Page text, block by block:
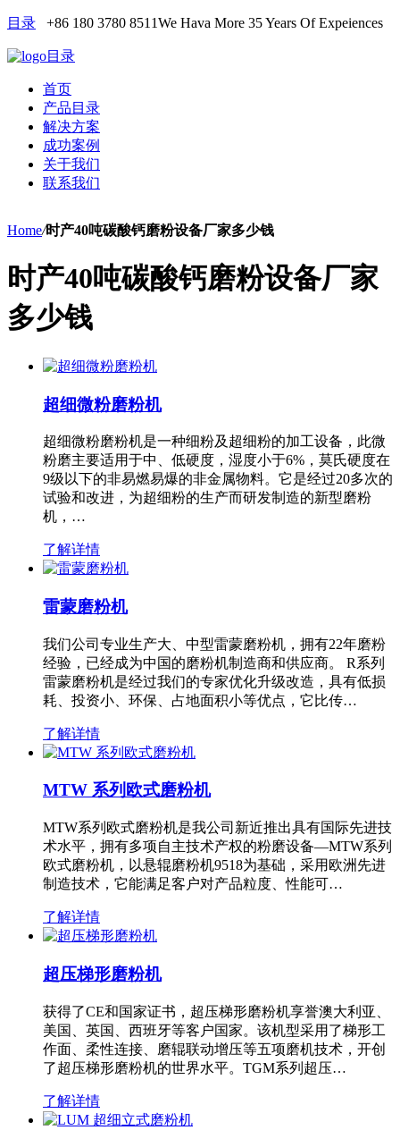
目录 +86 180 3780 8511We Hava More 35 Years Of Expeiences
目录
首页
产品目录
解决方案
成功案例
关于我们
联系我们
Home/时产40吨碳酸钙磨粉设备厂家多少钱
时产40吨碳酸钙磨粉设备厂家
多少钱
超细微粉磨粉机
超细微粉磨粉机是一种细粉及超细粉的加工设备，此微
粉磨主要适用于中、低硬度，湿度小于6%，莫氏硬度在
9级以下的非易燃易爆的非金属物料。它是经过20多次的
试验和改进，为超细粉的生产而研发制造的新型磨粉
机，…
了解详情
雷蒙磨粉机
我们公司专业生产大、中型雷蒙磨粉机，拥有22年磨粉
经验，已经成为中国的磨粉机制造商和供应商。 R系列
雷蒙磨粉机是经过我们的专家优化升级改造，具有低损
耗、投资小、环保、占地面积小等优点，它比传…
了解详情
MTW 系列欧式磨粉机
MTW系列欧式磨粉机是我公司新近推出具有国际先进技
术水平，拥有多项自主技术产权的粉磨设备—MTW系列
欧式磨粉机，以悬辊磨粉机9518为基础，采用欧洲先进
制造技术，它能满足客户对产品粒度、性能可…
了解详情
超压梯形磨粉机
获得了CE和国家证书，超压梯形磨粉机享誉澳大利亚、
美国、英国、西班牙等客户国家。该机型采用了梯形工
作面、柔性连接、磨辊联动增压等五项磨机技术，开创
了超压梯形磨粉机的世界水平。TGM系列超压…
了解详情